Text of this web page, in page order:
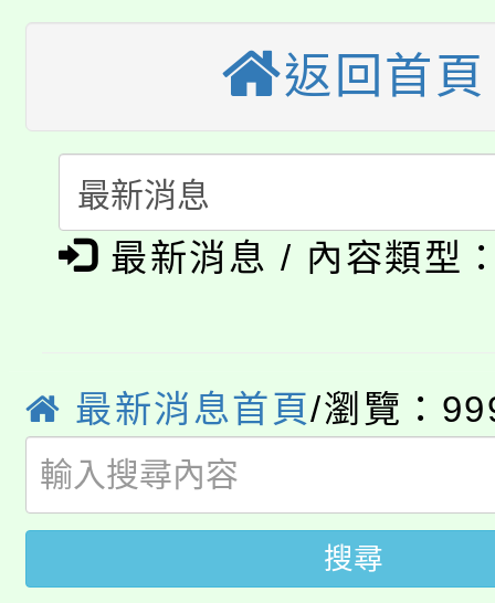
《TA101》溝通分析基
程，歡迎學生輔導中心
心理、諮商輔導、社會
系所師生報名參加。
轉知苗栗縣政府辦理
縣市「校園短影音徵
門員」簡章及活動海報
踴躍報名參加。
桃園市115學年度學生
要點
「桃園市補助參觀特色
展演活動實施計畫」
115年度「教育部表揚
義教育推展貢獻獎」
公告本校115學年度第
生本土語及新住民語歌
公告本校115學年度第
代理(課)教師甄選結果(
公告本校115學年度第
代理(課)教師甄選結果(
轉知中國文化大學推廣
《TA101》溝通分析基
轉知苗栗縣政府辦理
返回首頁
最新消息 / 內容類型
最新消息首頁/瀏覽：
搜尋